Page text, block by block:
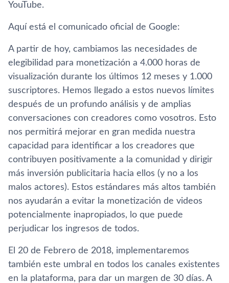
YouTube.
Aquí­ está el comunicado oficial de Google:
A partir de hoy, cambiamos las necesidades de
elegibilidad para monetización a 4.000 horas de
visualización durante los últimos 12 meses y 1.000
suscriptores. Hemos llegado a estos nuevos lí­mites
después de un profundo análisis y de amplias
conversaciones con creadores como vosotros. Esto
nos permitirá mejorar en gran medida nuestra
capacidad para identificar a los creadores que
contribuyen positivamente a la comunidad y dirigir
más inversión publicitaria hacia ellos (y no a los
malos actores). Estos estándares más altos también
nos ayudarán a evitar la monetización de videos
potencialmente inapropiados, lo que puede
perjudicar los ingresos de todos.
El 20 de Febrero de 2018, implementaremos
también este umbral en todos los canales existentes
en la plataforma, para dar un margen de 30 dí­as. A